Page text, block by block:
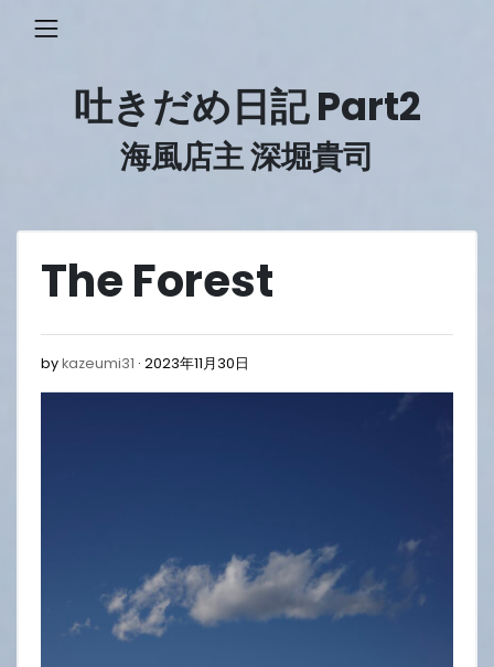
吐きだめ日記 Part2
海風店主 深堀貴司
The Forest
bykazeumi31 2023年11月30日